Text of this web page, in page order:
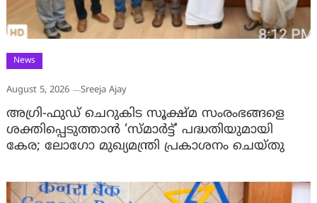
News
August 5, 2026 Sreeja Ajay
അഗ്രി-ഫുഡ് ചെറുകിട സൂക്ഷ്മ സംരംഭങ്ങളെ
ശക്തിപ്പെടുത്താന്‍ ‘സ്മാര്‍ട്ട്’ പദ്ധതിയുമായി
കേര; ലോഗോ മുഖ്യമന്ത്രി പ്രകാശനം ചെയ്തു